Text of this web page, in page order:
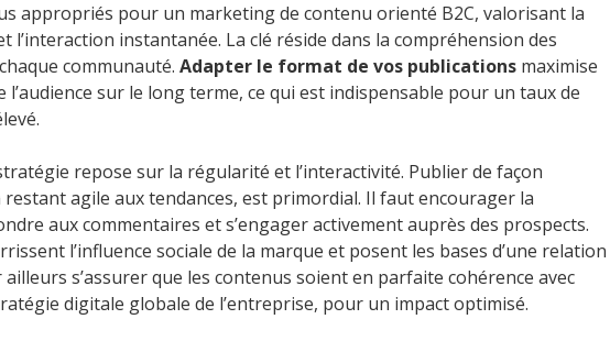
appropriés pour un marketing de contenu orienté B2C, valorisant la
l’interaction instantanée. La clé réside dans la compréhension des
communauté. Adapter le format de vos publications maximise
l’audience sur le long terme, ce qui est indispensable pour un taux de
repose sur la régularité et l’interactivité. Publier de façon
agile aux tendances, est primordial. Il faut encourager la
aux commentaires et s’engager activement auprès des prospects.
l’influence sociale de la marque et posent les bases d’une relation
s’assurer que les contenus soient en parfaite cohérence avec
digitale globale de l’entreprise, pour un impact optimisé.